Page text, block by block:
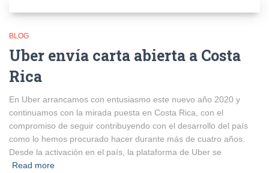
BLOG
Uber envía carta abierta a Costa
Rica
En Uber arrancamos con entusiasmo este nuevo año 2020 y
continuamos con la mirada puesta en Costa Rica, con el
compromiso de seguir contribuyendo con el desarrollo del país
como lo hemos procurado hacer durante más de cuatro años.
Desde la activación en el país, la plataforma de Uber se
Read more